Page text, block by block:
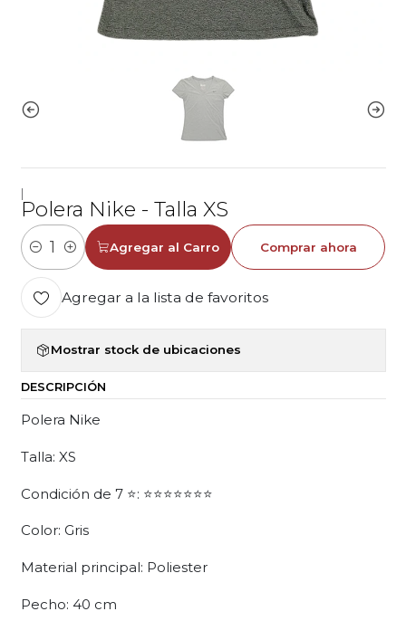
Polera Nike - Talla XS
Cantidad
Agregar al Carro Comprar ahora
Agregar a la lista de favoritos
Mostrar stock de ubicaciones
DESCRIPCIÓN
Polera Nike
Talla: XS
Condición de 7 ⭐: ⭐⭐⭐⭐⭐⭐⭐
Color: Gris
Material principal: Poliester
Pecho: 40 cm